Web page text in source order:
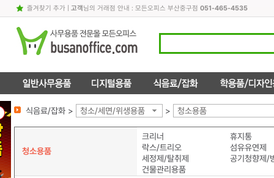
즐겨찾기 추가| 고객님의 거래점 안내 : 모든오피스 부산중구점 051-465-4535
식음료/잡화 > 청소/세면/위생용품 > 청소용품
청소용품
크리너
휴지통
락스/트리오
섬유유연제
세정제/탈취제
공기청향제/
건물관리용품